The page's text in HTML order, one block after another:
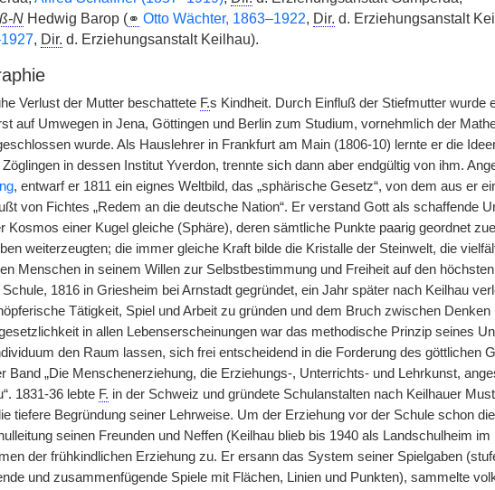
NHedwig Barop (⚭ Otto Wächter, 1863–1922, Dir. d. Erziehungsanstalt
, Dir. d. Erziehungsanstalt Keilhau).
Verlust der Mutter beschattete F.s Kindheit. Durch Einfluß der Stiefmutter wurde
auf Umwegen in Jena, Göttingen und Berlin zum Studium, vornehmlich der
wurde. Als Hauslehrer in Frankfurt am Main (1806-10) lernte er die
in dessen Institut Yverdon, trennte sich dann aber endgültig von ihm.
, entwarf er 1811 ein eignes Weltbild, das „sphärische Gesetz“, von dem aus er
von Fichtes „Redem an die deutsche Nation“. Er verstand Gott als schaffende
Kosmos einer Kugel gleiche (Sphäre), deren sämtliche Punkte paarig geordnet
weiterzeugten; die immer gleiche Kraft bilde die Kristalle der Steinwelt, die
| Menschen in seinem Willen zur Selbstbestimmung und Freiheit auf den
Schule, 1816 in Griesheim bei Arnstadt gegründet, ein Jahr später nach Keilhau
Tätigkeit, Spiel und Arbeit zu gründen und dem Bruch zwischen
in allen Lebenserscheinungen war das methodische Prinzip seines
den Raum lassen, sich frei entscheidend in die Forderung des göttlichen
Band „Die Menschenerziehung, die Erziehungs-, Unterrichts- und Lehrkunst,
1831-36 lebte F. in der Schweiz und gründete Schulanstalten nach Keilhauer
tiefere Begründung seiner Lehrweise. Um der Erziehung vor der Schule schon
seinen Freunden und Neffen (Keilhau blieb bis 1940 als Landschulheim
der frühkindlichen Erziehung zu. Er ersann das System seiner Spielgaben
und zusammenfügende Spiele mit Flächen, Linien und Punkten), sammelte